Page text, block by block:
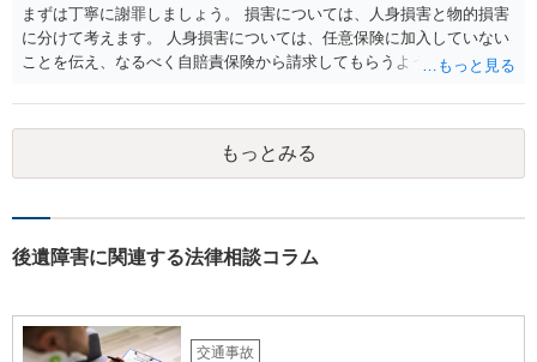
まずは丁寧に謝罪しましょう。 損害については、人身損害と物的損害
に分けて考えます。 人身損害については、任意保険に加入していない
ことを伝え、なるべく自賠責保険から請求してもらうようお願いして
願いしてください。 物的損害については、請求の根拠を精査する必要
があり、写真や見積書を送ってもらい、請求金額が正当化をちゃんと
チェックする必要があります。 相談者様の資力がどれだけあるのかは
分かりませんが、資力に応じた対応をして行くほかありません。 訴訟
ャラクターの問題もあるので、どうすればよいのかという正解はあり
合によっては交渉を任せた方がいいかもしれません。
もっとみる
後遺障害に関連する法律相談コラム
交通事故